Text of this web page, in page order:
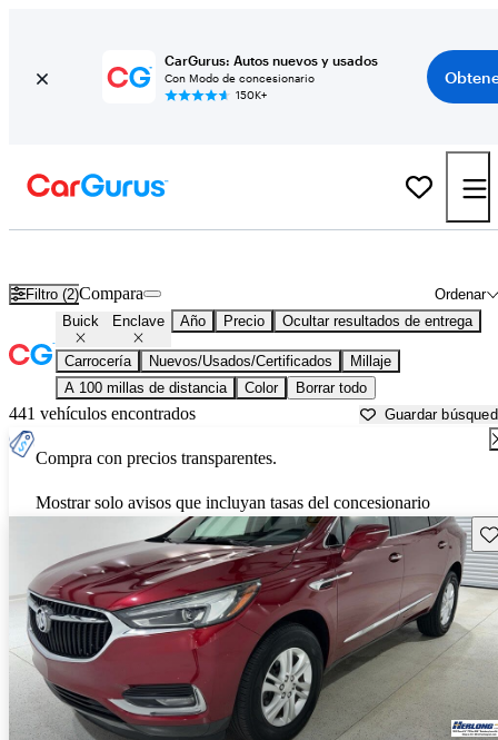
CarGurus: Autos nuevos y usados
Con Modo de concesionario
150K+
Filtro (2) Ordenar
Compara
Buick Enclave Año Precio Ocultar resultados de entrega
Carrocería Nuevos/Usados/Certificados
Millaje
A 100 millas de distancia
Color Borrar todo
441 vehículos encontrados Guardar
Compra con precios transparentes.
Mostrar solo avisos que incluyan tasas del concesionario